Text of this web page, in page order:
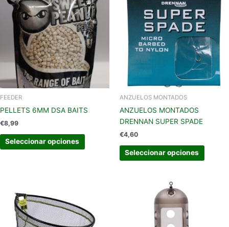
FEEDER
PELLETS 6MM DSA BAITS
€8,99
Seleccionar opciones
tiene
múltiples
variantes.
Las
opciones
se
pueden
elegir
la
ANZUELOS MONTADOS
ANZUELOS MONTADOS
DRENNAN SUPER SPADE
€4,60
Seleccionar opciones
Las
se
pueden
elegir